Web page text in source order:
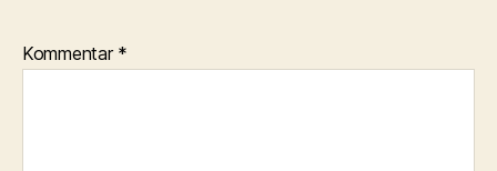
Kommentar *